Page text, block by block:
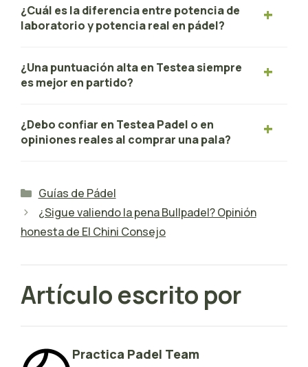
¿Cuál es la diferencia entre potencia de
laboratorio y potencia real en pádel?
¿Una puntuación alta en Testea siempre
es mejor en partido?
¿Debo confiar en Testea Padel o en
opiniones reales al comprar una pala?
Categorías
Guías de Pádel
¿Sigue valiendo la pena Bullpadel? Opinión
honesta de El Chini Consejo
Artículo escrito por
Practica Padel Team